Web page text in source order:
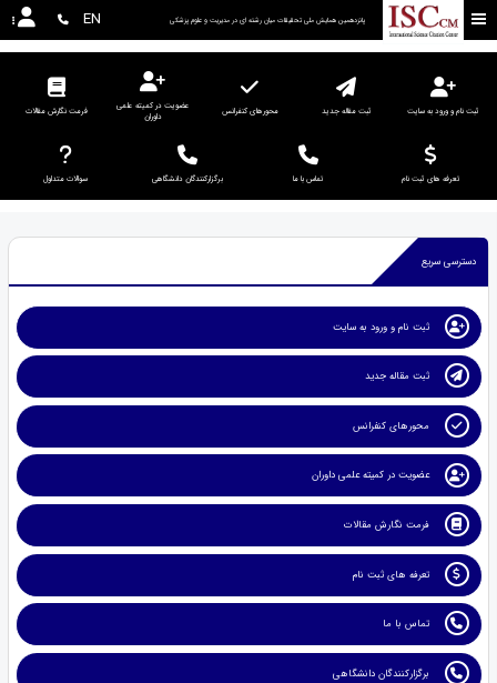
پانزدهمین همایش ملی تحقیقات میان رشته ای در مديريت و علوم پزشکی EN
ثبت نام و ورود به سایت ثبت مقاله جدید محورهای کنفرانس
عضویت در کمیته علمی
داوران
فرمت نگارش مقالات
تعرفه های ثبت نام تماس با ما برگزارکنندگان دانشگاهی سوالات متداول
دسترسی سریع
ثبت نام و ورود به سایت
ثبت مقاله جدید
محورهای کنفرانس
عضویت در کمیته علمی داوران
فرمت نگارش مقالات
تعرفه های ثبت نام
تماس با ما
برگزارکنندگان دانشگاهی